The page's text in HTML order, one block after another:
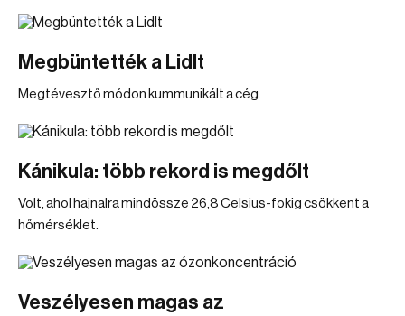
Megbüntették a Lidlt
Megtévesztő módon kummunikált a cég.
Kánikula: több rekord is megdőlt
Volt, ahol hajnalra mindössze 26,8 Celsius-fokig csökkent a
hőmérséklet.
Veszélyesen magas az